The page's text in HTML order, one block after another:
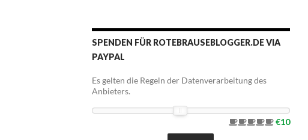
SPENDEN FÜR ROTEBRAUSEBLOGGER.DE VIA
PAYPAL
Es gelten die Regeln der Datenverarbeitung des
Anbieters.
€10